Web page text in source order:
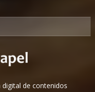
de contenidos